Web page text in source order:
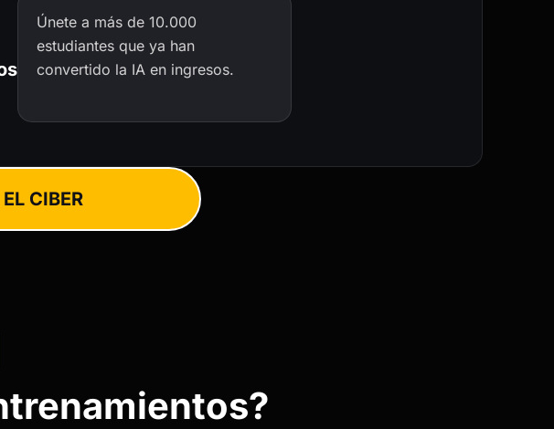
Únete a más de 10.000
estudiantes que ya han
convertido la IA en ingresos.
CIBER